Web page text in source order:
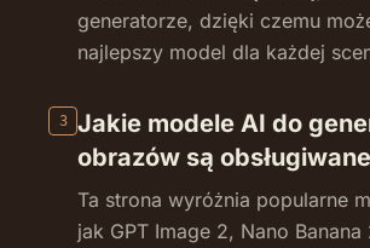
generatorze, dzięki czemu
najlepszy model dla każdej
3
Jakie modele AI do
obrazów są
Ta strona wyróżnia popularne
jak GPT Image 2, Nano Banana